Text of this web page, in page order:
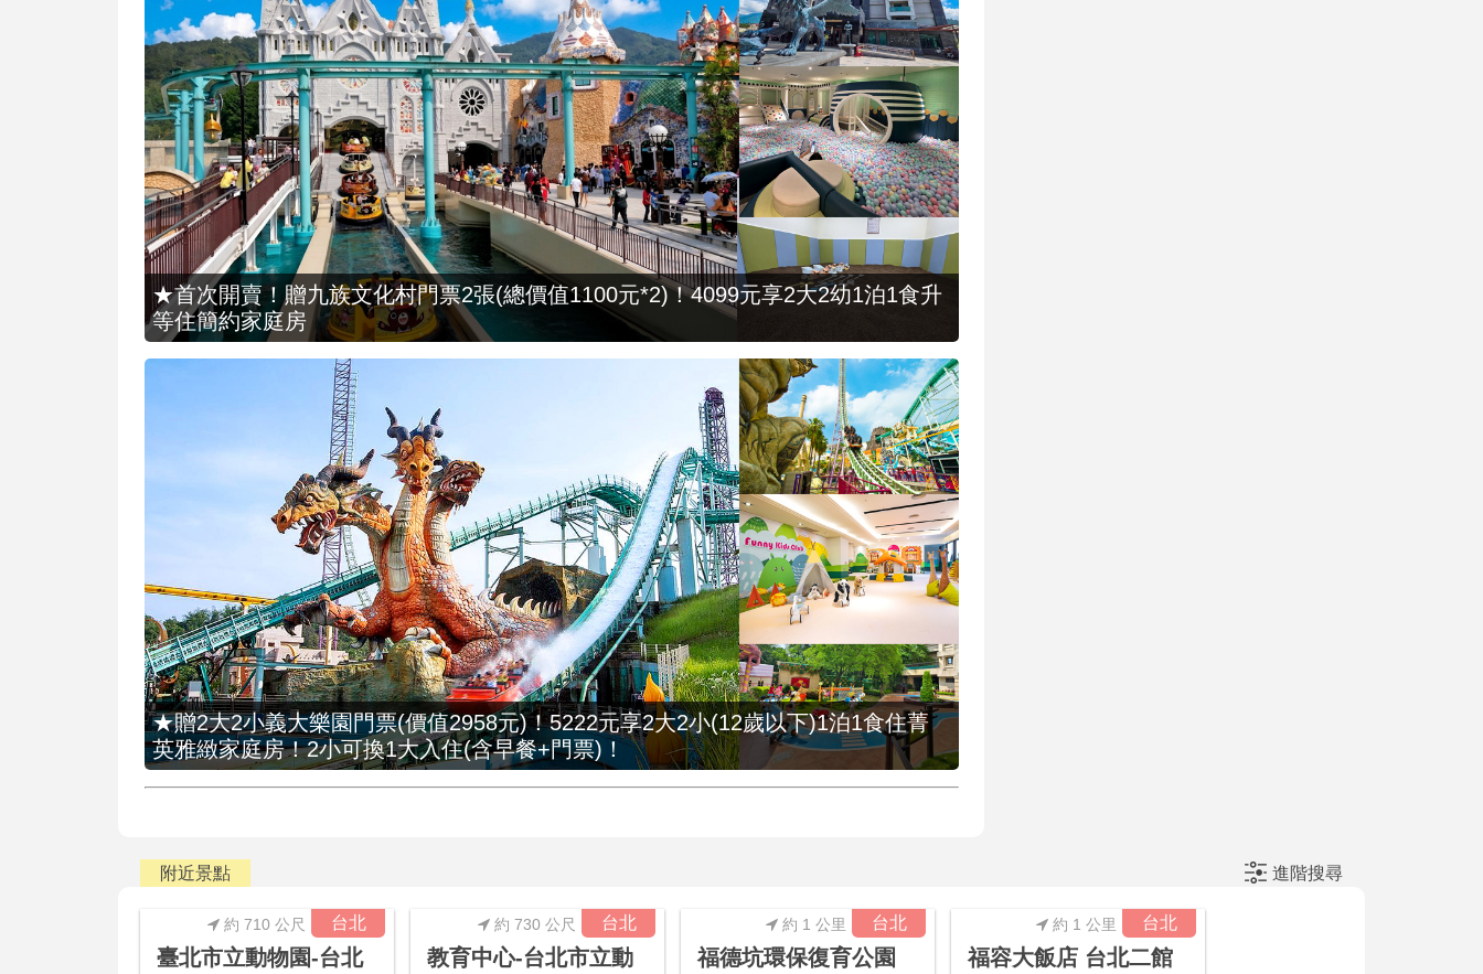
★首次開賣！贈九族文化村門票2張(總價值1100元*2)！4099元享2大2幼1泊1食升
等住簡約家庭房
★贈2大2小義大樂園門票(價值2958元)！5222元享2大2小(12歲以下)1泊1食住菁
英雅緻家庭房！2小可換1大入住(含早餐+門票)！
附近景點 進階搜尋
台北
約 710 公尺
臺北市立動物園-台北
台北
約 730 公尺
教育中心-台北市立動
台北
約 1 公里
福德坑環保復育公園
台北
約 1 公里
福容大飯店 台北二館